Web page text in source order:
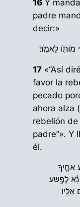
16 Y
padre
decir:»
מֹותֹ֖ו לֵאמֹֽר׃
17 «“Así
favor la
pecado
ahora alza
rebelión
padre”». Y
él.
אַחֶ֤יךָ
נָ֔א לְפֶ֥שַׁע